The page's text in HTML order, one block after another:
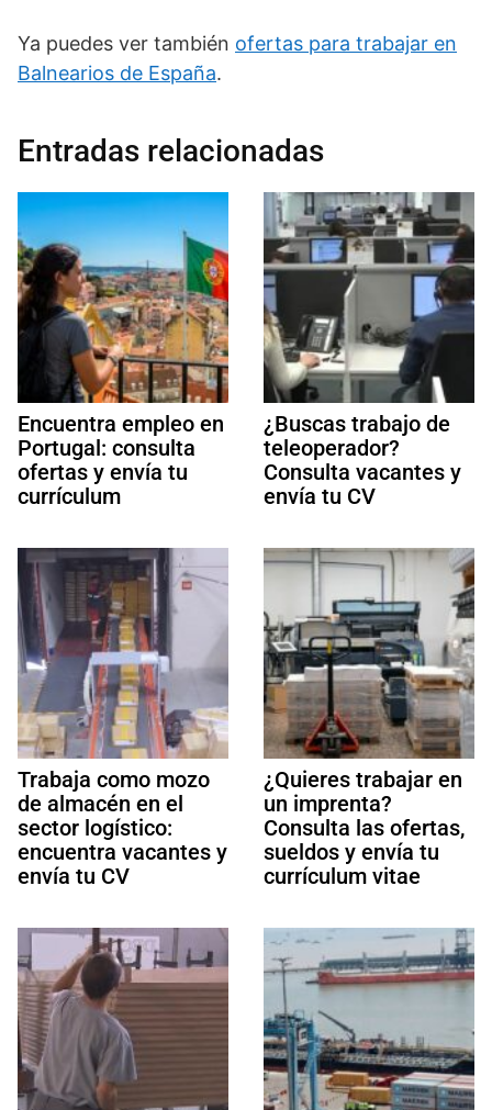
Ya puedes ver también ofertas para trabajar en
Balnearios de España.
Entradas relacionadas
Encuentra empleo en
Portugal: consulta
ofertas y envía tu
currículum
¿Buscas trabajo de
teleoperador?
Consulta vacantes y
envía tu CV
Trabaja como mozo
de almacén en el
sector logístico:
encuentra vacantes y
envía tu CV
¿Quieres trabajar en
un imprenta?
Consulta las ofertas,
sueldos y envía tu
currículum vitae